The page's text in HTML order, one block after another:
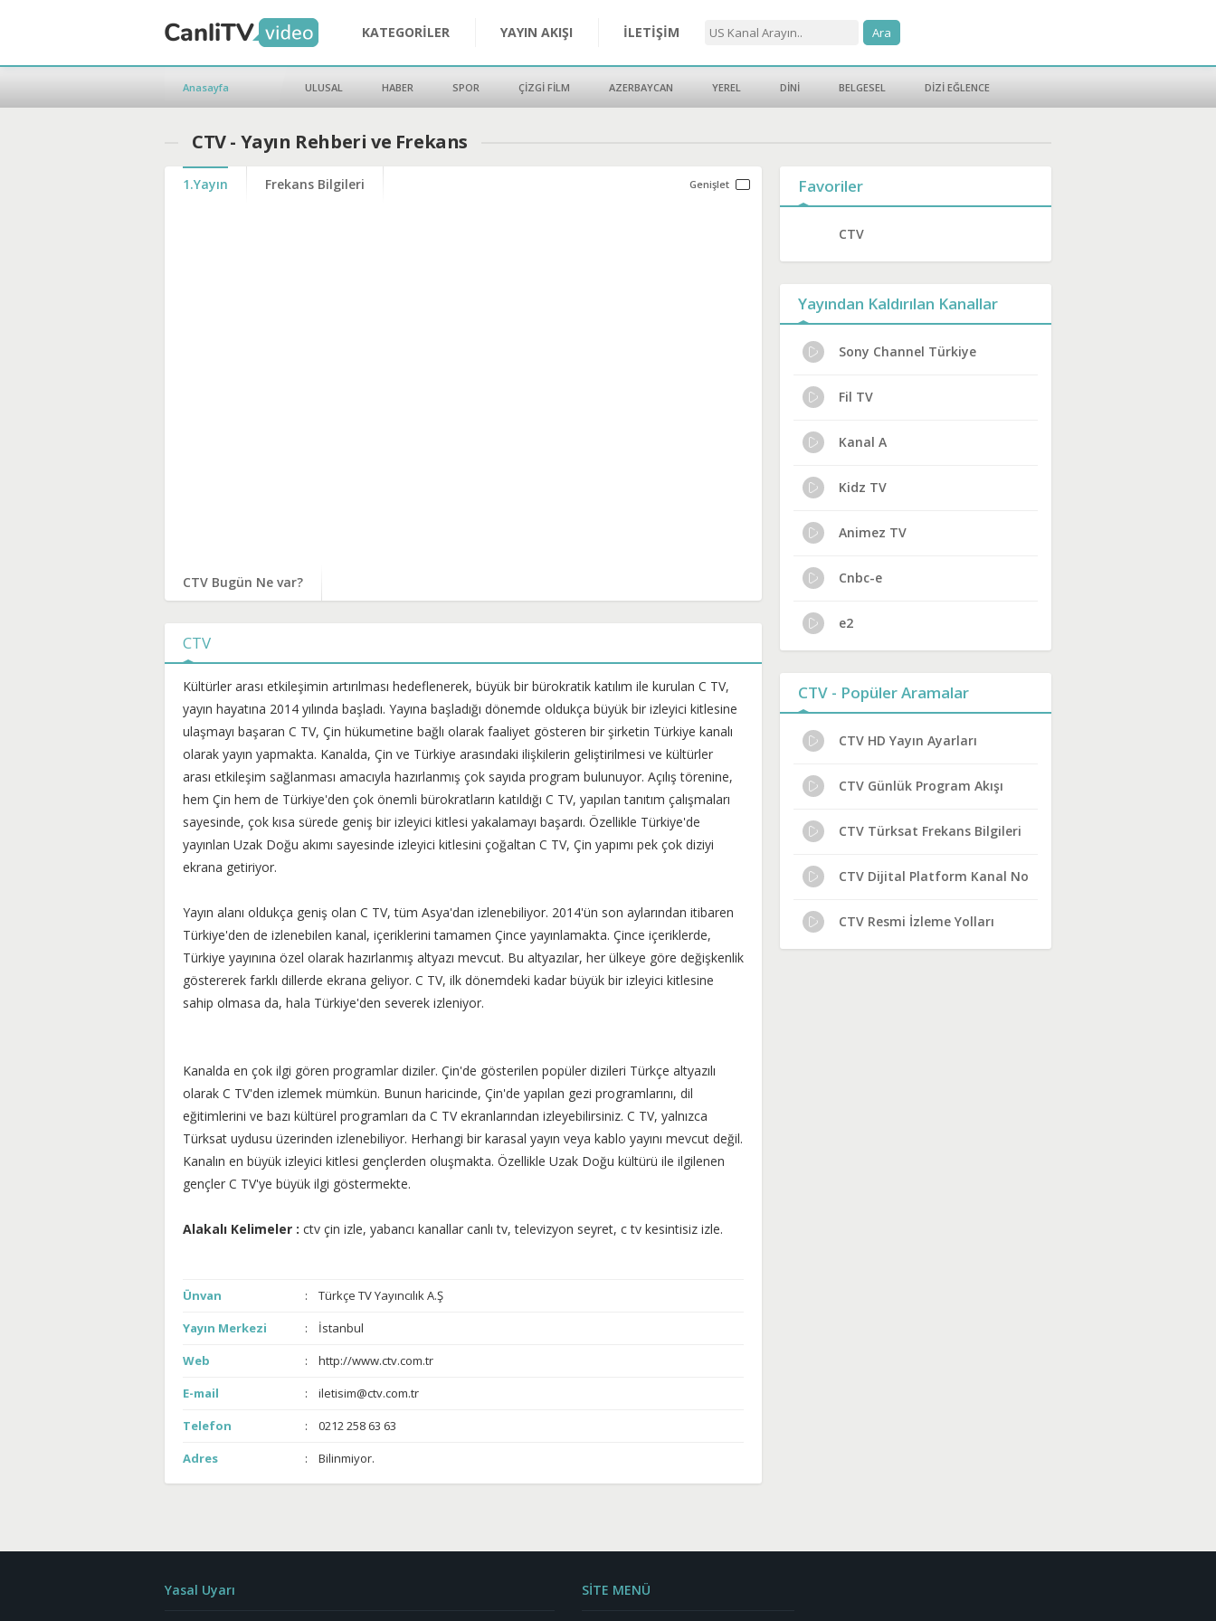
KATEGORİLER YAYIN AKIŞI İLETİŞİM
Anasayfa ULUSAL HABER SPOR ÇİZGİ FİLM AZERBAYCAN YEREL DİNİ BELGESEL DİZİ EĞLENCE
CTV - Yayın Rehberi ve Frekans
1.Yayın Frekans Bilgileri
CTV Bugün Ne var?
Favoriler
CTV
Yayından Kaldırılan Kanallar
Sony Channel Türkiye
Fil TV
Kanal A
Kidz TV
Animez TV
Cnbc-e
e2
CTV - Popüler Aramalar
CTV HD Yayın Ayarları
CTV Günlük Program Akışı
CTV Türksat Frekans Bilgileri
CTV Dijital Platform Kanal No
CTV Resmi İzleme Yolları
CTV
Kültürler arası etkileşimin artırılması hedeflenerek, büyük bir bürokratik katılım ile kurulan C TV,
yayın hayatına 2014 yılında başladı. Yayına başladığı dönemde oldukça büyük bir izleyici kitlesine
ulaşmayı başaran C TV, Çin hükumetine bağlı olarak faaliyet gösteren bir şirketin Türkiye kanalı
olarak yayın yapmakta. Kanalda, Çin ve Türkiye arasındaki ilişkilerin geliştirilmesi ve kültürler
arası etkileşim sağlanması amacıyla hazırlanmış çok sayıda program bulunuyor. Açılış törenine,
hem Çin hem de Türkiye'den çok önemli bürokratların katıldığı C TV, yapılan tanıtım çalışmaları
sayesinde, çok kısa sürede geniş bir izleyici kitlesi yakalamayı başardı. Özellikle Türkiye'de
yayınlan Uzak Doğu akımı sayesinde izleyici kitlesini çoğaltan C TV, Çin yapımı pek çok diziyi
ekrana getiriyor.
Yayın alanı oldukça geniş olan C TV, tüm Asya'dan izlenebiliyor. 2014'ün son aylarından itibaren
Türkiye'den de izlenebilen kanal, içeriklerini tamamen Çince yayınlamakta. Çince içeriklerde,
Türkiye yayınına özel olarak hazırlanmış altyazı mevcut. Bu altyazılar, her ülkeye göre değişkenlik
göstererek farklı dillerde ekrana geliyor. C TV, ilk dönemdeki kadar büyük bir izleyici kitlesine
sahip olmasa da, hala Türkiye'den severek izleniyor.
Kanalda en çok ilgi gören programlar diziler. Çin'de gösterilen popüler dizileri Türkçe altyazılı
olarak C TV'den izlemek mümkün. Bunun haricinde, Çin'de yapılan gezi programlarını, dil
eğitimlerini ve bazı kültürel programları da C TV ekranlarından izleyebilirsiniz. C TV, yalnızca
Türksat uydusu üzerinden izlenebiliyor. Herhangi bir karasal yayın veya kablo yayını mevcut değil.
Kanalın en büyük izleyici kitlesi gençlerden oluşmakta. Özellikle Uzak Doğu kültürü ile ilgilenen
gençler C TV'ye büyük ilgi göstermekte.
Alakalı Kelimeler : ctv çin izle, yabancı kanallar canlı tv, televizyon seyret, c tv kesintisiz izle.
Ünvan
Türkçe TV Yayıncılık A.Ş
Yayın Merkezi
İstanbul
Web
http://www.ctv.com.tr
E-mail
iletisim@ctv.com.tr
Telefon
0212 258 63 63
Adres
Bilinmiyor.
Yasal Uyarı SİTE MENÜ